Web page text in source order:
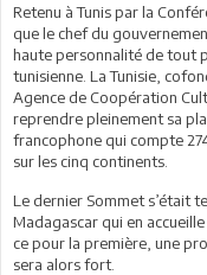
Retenu à Tunis par la
que le chef du
haute personnalité de tout
tunisienne. La Tunisie,
Agence de Coopération
reprendre pleinement sa
francophone qui compte
sur les cinq continents.
Le dernier Sommet s’était
Madagascar qui en
ce pour la première, une
sera alors fort.